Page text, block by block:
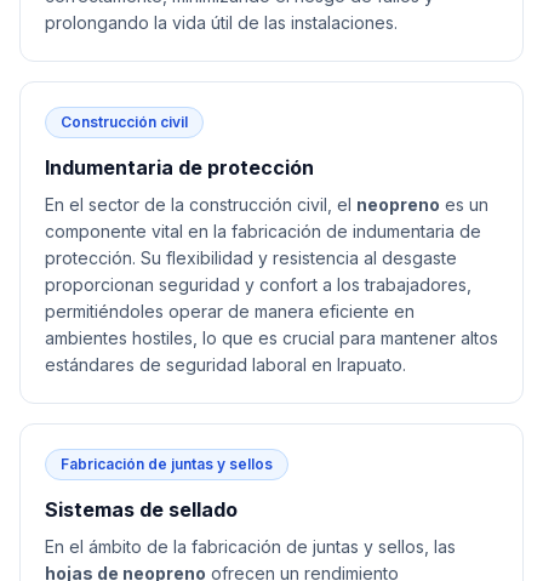
prolongando la vida útil de las instalaciones.
Construcción civil
Indumentaria de protección
En el sector de la construcción civil, el neopreno es un
componente vital en la fabricación de indumentaria de
protección. Su flexibilidad y resistencia al desgaste
proporcionan seguridad y confort a los trabajadores,
permitiéndoles operar de manera eficiente en
ambientes hostiles, lo que es crucial para mantener altos
estándares de seguridad laboral en Irapuato.
Fabricación de juntas y sellos
Sistemas de sellado
En el ámbito de la fabricación de juntas y sellos, las
hojas de neopreno ofrecen un rendimiento